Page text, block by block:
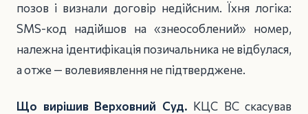
позов і визнали договір недійсним. Їхня логіка:
SMS-код надійшов на «знеособлений» номер,
належна ідентифікація позичальника не відбулася,
а отже — волевиявлення не підтверджене.
Що вирішив Верховний Суд. КЦС ВС скасував